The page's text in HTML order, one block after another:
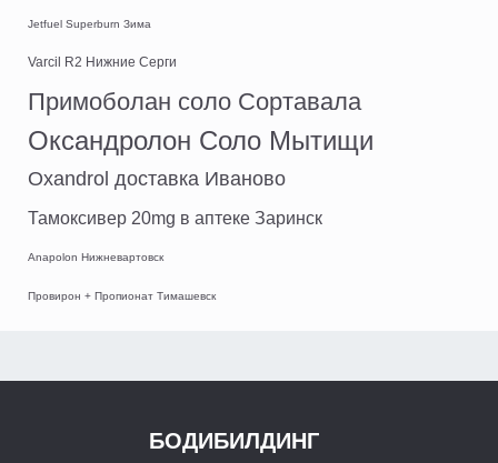
Jetfuel Superburn Зима
Varcil R2 Нижние Серги
Примоболан соло Сортавала
Оксандролон Соло Мытищи
Oxandrol доставка Иваново
Тамоксивер 20mg в аптеке Заринск
Anapolon Нижневартовск
Провирон + Пропионат Тимашевск
БОДИБИЛДИНГ